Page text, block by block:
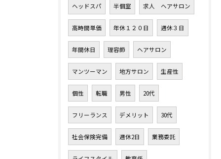
ヘッドスパ 半個室 求人 ヘアサロン
高時間単価 年休１２０日 週休３日
年間休日 理容師 ヘアサロン
マンツーマン 地方サロン 生産性
個性 転職 男性 20代
フリーランス デメリット 30代
社会保険完備 週休2日 業務委託